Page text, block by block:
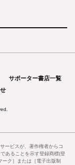
サポーター書店一覧
ービスが、著作権者からコ
あることを示す登録商標(登
ク］または［電子出版制